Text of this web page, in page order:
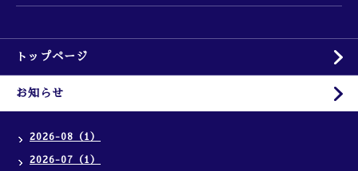
トップページ
お知らせ
2026-08（1）
2026-07（1）